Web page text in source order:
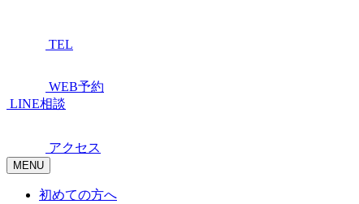
TEL
WEB予約
LINE相談
アクセス
MENU
初めての方へ